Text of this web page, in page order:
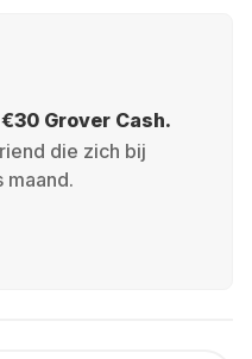
Grover Cash.
die zich bij
maand.